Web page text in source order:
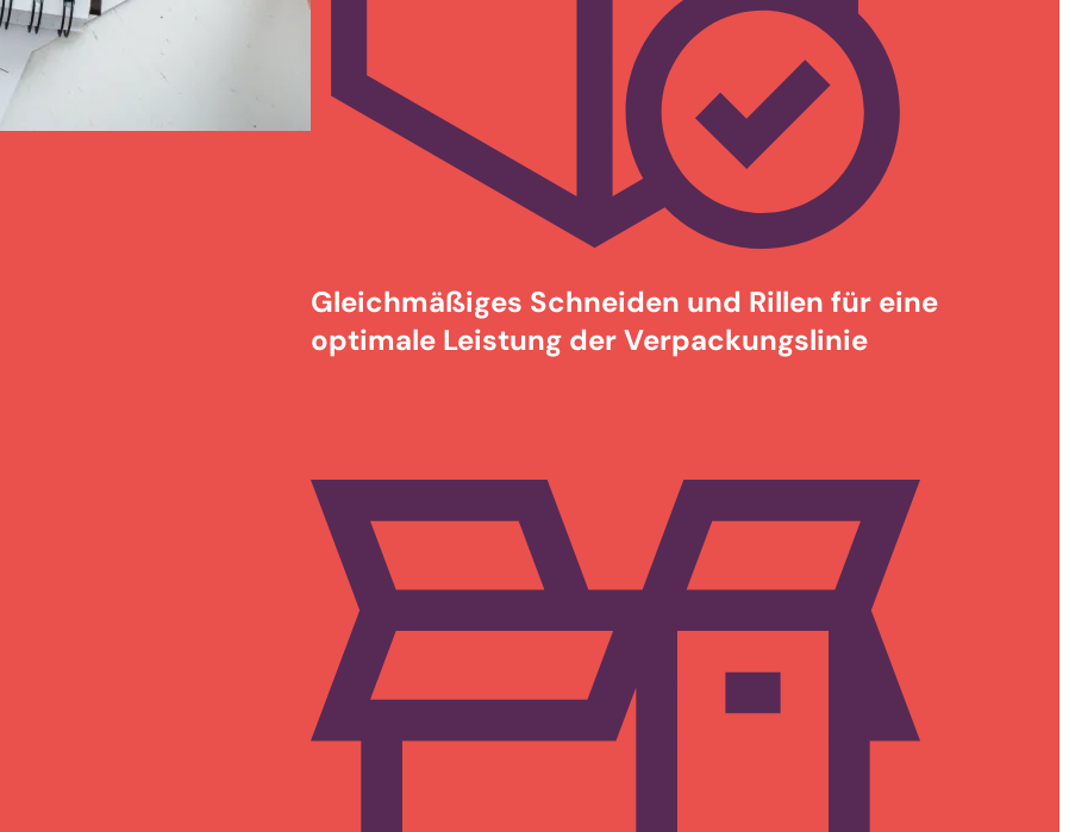
Gleichmäßiges Schneiden und Rillen für eine
optimale Leistung der Verpackungslinie